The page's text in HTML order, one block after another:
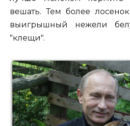
вешать. Тем более
выигрышный нежели
"клещи".